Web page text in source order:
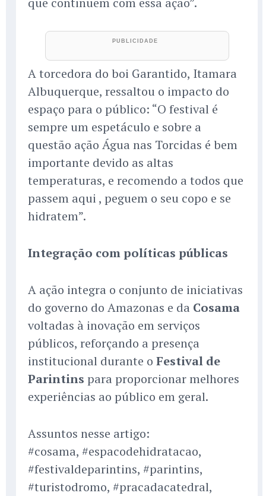
A torcedora do boi Garantido, Itamara
Albuquerque, ressaltou o impacto do
espaço para o público: “O festival é
sempre um espetáculo e sobre a
questão ação Água nas Torcidas é bem
importante devido as altas
temperaturas, e recomendo a todos que
passem aqui , peguem o seu copo e se
hidratem”.
Integração com políticas públicas
A ação integra o conjunto de iniciativas
do governo do Amazonas e da Cosama
voltadas à inovação em serviços
públicos, reforçando a presença
institucional durante o Festival de
Parintins para proporcionar melhores
experiências ao público em geral.
Assuntos nesse artigo:
#cosama, #espacodehidratacao,
#festivaldeparintins, #parintins,
#turistodromo, #pracadacatedral,